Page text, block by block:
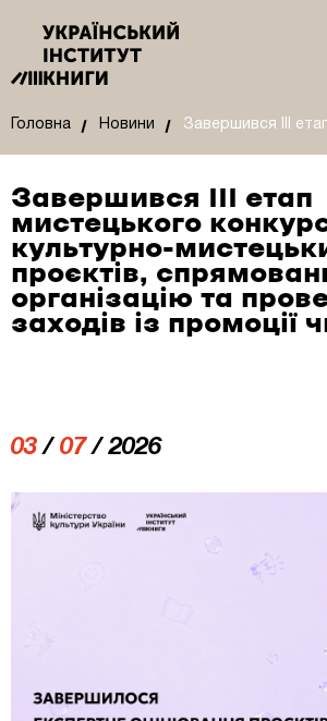
Головна Новини Завершився III
Завершився III етап
мистецького
культурно-
проєктів,
організацію та
заходів із промоції
03 / 07 / 2026